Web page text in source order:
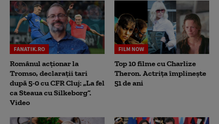
FANATIK.RO
Românul acționar la
Tromso, declarații tari
după 5-0 cu CFR Cluj: „La fel
ca Steaua cu Silkeborg”.
Video
FILM NOW
Top 10 filme cu Charlize
Theron. Actrița împlinește
51 de ani